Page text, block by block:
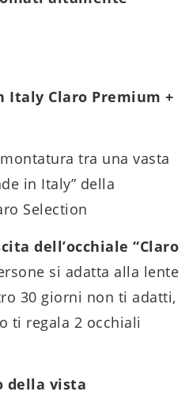
Italy Claro Premium +
tra una vasta
in Italy” della
Selection
dell’occhiale “Claro
si adatta alla lente
30 giorni non ti adatti,
ti regala 2 occhiali
della vista